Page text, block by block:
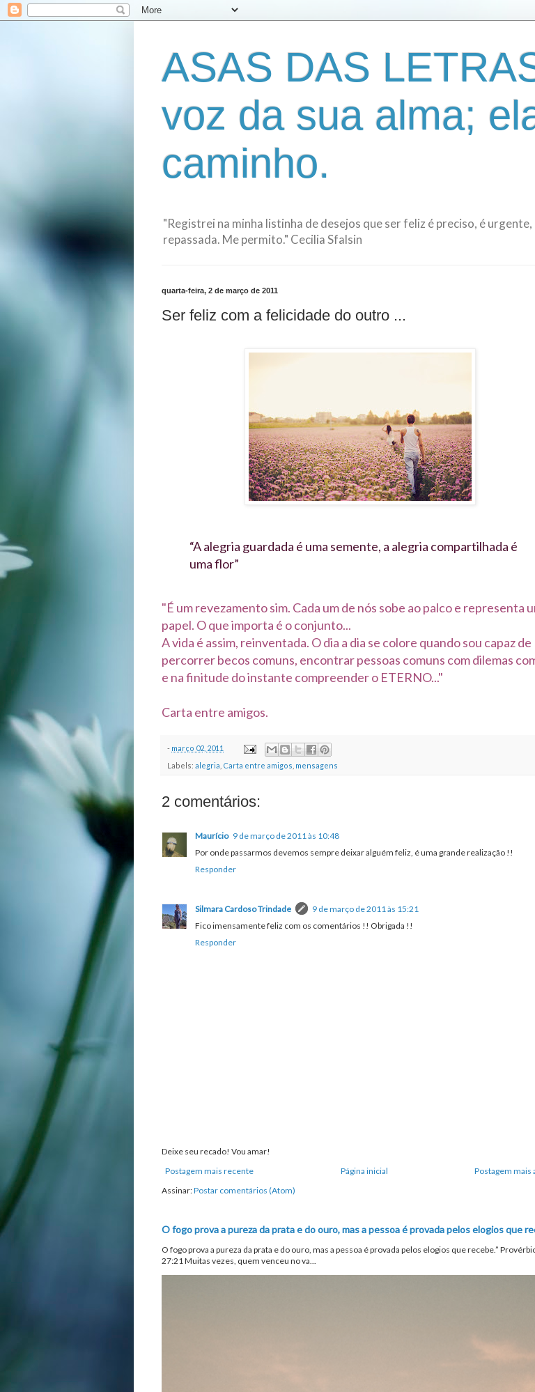
ASAS DAS
voz da sua alma;
caminho.
"Registrei na minha listinha de desejos que ser feliz é preciso, é
repassada. Me permito." Cecilia Sfalsin
quarta-feira, 2 de março de 2011
Ser feliz com a felicidade do outro ...
“A alegria guardada é uma semente, a alegria compartilhada é
uma flor”
"É um revezamento sim. Cada um de nós sobe ao palco e representa
papel. O que importa é o conjunto...
A vida é assim, reinventada. O dia a dia se colore quando sou capaz de
percorrer becos comuns, encontrar pessoas comuns com dilemas
e na finitude do instante compreender o ETERNO..."
Carta entre amigos.
- março 02, 2011
Labels: alegria Carta entre amigos mensagens
2 comentários:
Maurício 9 de março de 2011 às 10:48
Por onde passarmos devemos sempre deixar alguém feliz, é uma grande realização !!
Responder
Silmara Cardoso Trindade
9 de março de 2011 às 15:21
Fico imensamente feliz com os comentários !! Obrigada !!
Responder
Deixe seu recado! Vou amar!
Postagem mais recente
Postagem mais
Página inicial
Assinar:Postar comentários (Atom)
O fogo prova a pureza da prata e do ouro, mas a pessoa é provada pelos elogios que
O fogo prova a pureza da prata e do ouro, mas a pessoa é provada pelos elogios que recebe.”
27:21 Muitas vezes, quem venceu no va...